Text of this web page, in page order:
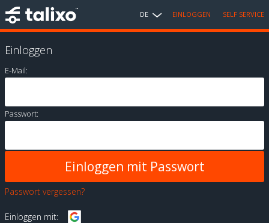
DE EINLOGGEN SELF SERVICE
Einloggen
E-Mail:
Passwort:
Passwort vergessen?
Einloggen mit: